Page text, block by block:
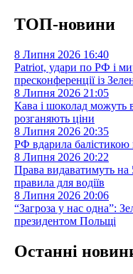
ТОП-новини
8 Липня 2026 16:40
Patriot, удари по РФ і
пресконференції із
8 Липня 2026 21:05
Кава і шоколад можуть
розганяють ціни
8 Липня 2026 20:35
РФ вдарила балістикою
8 Липня 2026 20:22
Права видаватимуть на
правила для водіїв
8 Липня 2026 20:06
“Загроза у нас одна”:
президентом Польщі
Останні